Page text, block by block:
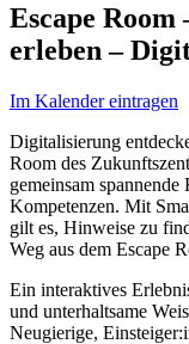
Escape
erleben –
Im Kalender eintragen
Digitalisierung
Room des
gemeinsam
Kompetenzen. Mit
gilt es, Hinweise zu
Weg aus dem Escape
Ein interaktives
und unterhaltsame
Neugierige,